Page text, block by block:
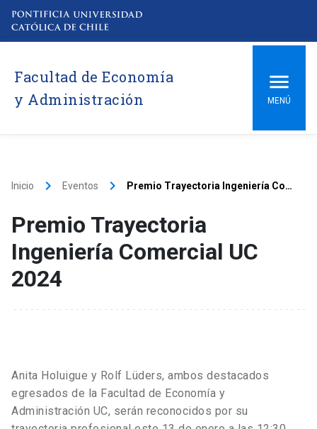
Facultad de Economía
y Administración
MENÚ
Inicio keyboard_arrow_right Eventos keyboard_arrow_right Premio Trayectoria Ingeniería Comercial UC 2024
Premio Trayectoria
Ingeniería Comercial UC
2024
Anita Holuigue y Rolf Lüders, ambos destacados
egresados de la Facultad de Economía y
Administración UC, serán reconocidos por su